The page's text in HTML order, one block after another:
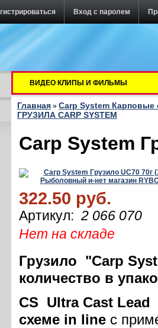
Вход с паролем
ВИДЕО КЛИПЫ И ФИЛЬМЫ
Главная » Carp System Карповые
ГРУЗИЛА CARP SYSTEM
Carp System
322.50 руб.
Артикул: 2 066 070
Нет на складе
Грузило "Carp
количество в
CS Ultra Cast Lead
схеме in line с